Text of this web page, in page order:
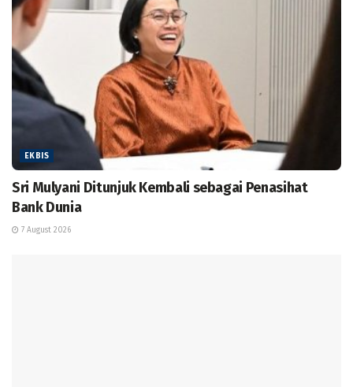
EKBIS
Sri Mulyani Ditunjuk Kembali sebagai Penasihat
Bank Dunia
7 August 2026